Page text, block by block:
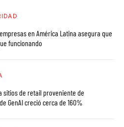
en América Latina asegura que
funcionando
sitios de retail proveniente de
GenAI creció cerca de 160%